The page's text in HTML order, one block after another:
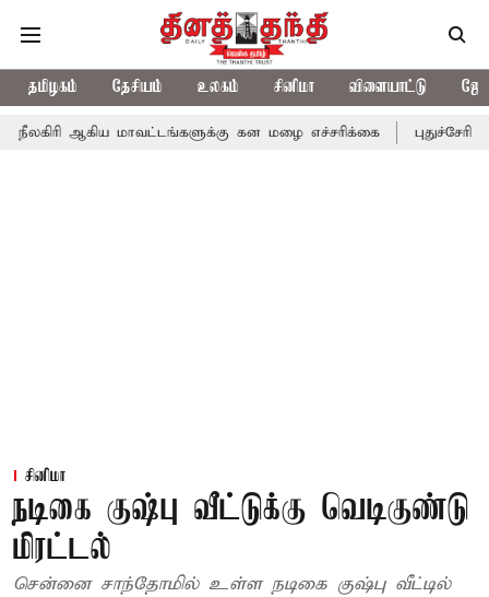
தமிழகம் தேசியம் உலகம் சினிமா விளையாட்டு
மாவட்டங்களுக்கு கன மழை எச்சரிக்கை புதுச்சேரி
சினிமா
நடிகை குஷ்பு வீட்டுக்கு வெடிகுண்டு
மிரட்டல்
சென்னை சாந்தோமில் உள்ள நடிகை குஷ்பு வீட்டில்